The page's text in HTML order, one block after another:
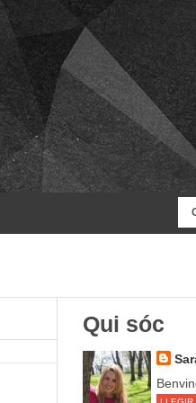
Qui sóc